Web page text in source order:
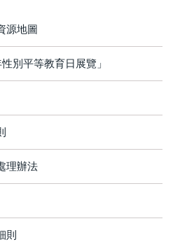
源地圖
別平等教育日展覽」
理辦法
則